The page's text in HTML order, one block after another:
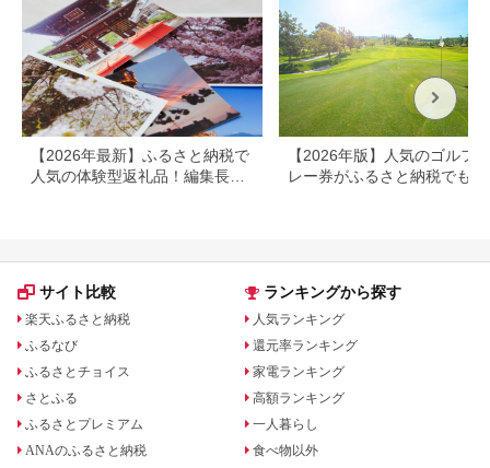
ラベル 宿泊補助券 チ
ケット クーポン 宿泊
お泊り 別府温泉 別府
観光 地獄めぐり 旅 お
すすめ 人気 体験型 節
約_B030-007
【2026年最新】ふるさと納税で
人気の体験型返礼品！編集長お
【2026年版】人気のゴルフ
レー券がふるさと納税でもら
サイト比較
楽天ふるさと納税
ふるなび
ふるさとチョイス
さとふる
ふるさとプレミアム
ANAのふるさと納税
ランキングから探す
人気ランキング
還元率ランキング
家電ランキング
高額ランキング
一人暮らし
食べ物以外